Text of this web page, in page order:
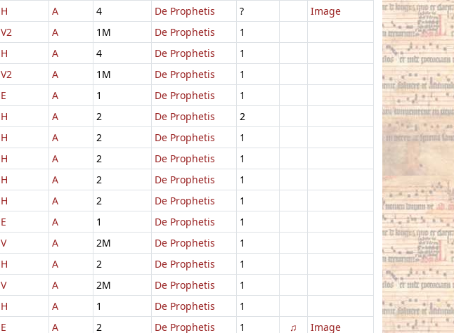
H A 4 De Prophetis ?
Image
V2 A 1M De Prophetis
1
H A 4 De Prophetis
1
V2 A 1M De Prophetis
1
E A 1 De Prophetis
1
H A 2 De Prophetis
2
H A 2 De Prophetis
1
H A 2 De Prophetis
1
H A 2 De Prophetis
1
H A 2 De Prophetis
1
E A 1 De Prophetis
1
V A 2M De Prophetis
1
H A 2 De Prophetis
1
V A 2M De Prophetis
1
H A 1 De Prophetis
1
E A 2 De Prophetis 1 ♫
Image